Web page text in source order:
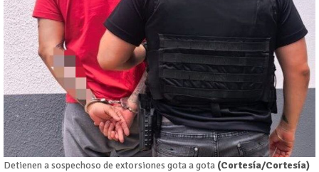
Detienen a sospechoso de extorsiones gota a gota (Cortesía/Cortesía)